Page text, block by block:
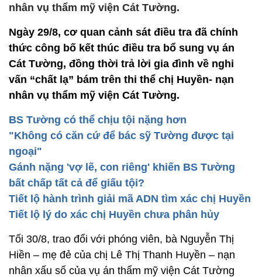
nhân vụ thẩm mỹ viện Cát Tường.
Ngày 29/8, cơ quan cảnh sát điều tra đã chính
thức công bố kết thúc điều tra bổ sung vụ án
Cát Tường, đồng thời trả lời gia đình về nghi
vấn “chất lạ” bám trên thi thể chị Huyền- nạn
nhân vụ thẩm mỹ viện Cát Tường.
BS Tường có thể chịu tội nặng hơn
"Không có căn cứ để bác sỹ Tường được tại
ngoại"
Gánh nặng 'vợ lẽ, con riêng' khiến BS Tường
bất chấp tất cả để giấu tội?
Tiết lộ hành trình giải mã ADN tìm xác chị Huyền
Tiết lộ lý do xác chị Huyền chưa phân hủy
Tối 30/8, trao đổi với phóng viên, bà Nguyễn Thị
Hiền – mẹ đẻ của chị Lê Thị Thanh Huyền – nạn
nhân xấu số của vụ án thẩm mỹ viện Cát Tường